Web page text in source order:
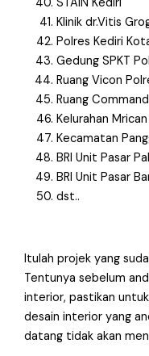
Klinik dr.Vitis
Polres Kediri
Gedung SPKT
Ruang Vicon
Ruang
Kelurahan
Kecamatan
BRI Unit Pasar
BRI Unit Pasar
dst..
Itulah projek yang
Tentunya sebelum
interior, pastikan
desain interior yang
datang tidak akan